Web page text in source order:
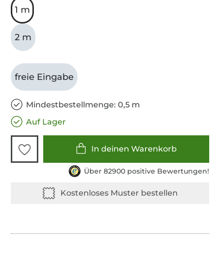
1 m
2 m
freie Eingabe
Mindestbestellmenge: 0,5 m
Auf Lager
In deinen Warenkorb
Über 82900 positive Bewertungen!